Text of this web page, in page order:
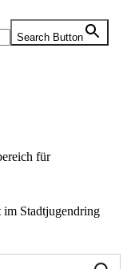
Search Button
für
Stadtjugendring